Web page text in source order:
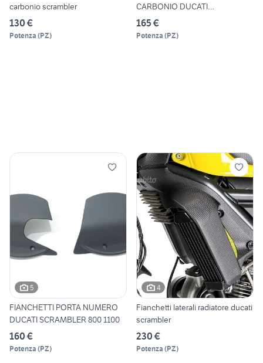
carbonio scrambler
130 €
Potenza (PZ)
CARBONIO DUCATI
SCRAMBLER 800 110
165 €
Potenza (PZ)
5
FIANCHETTI PORTA NUMERO
DUCATI SCRAMBLER 800 1100
160 €
Potenza (PZ)
4
Fianchetti laterali radiatore ducati
scrambler
230 €
Potenza (PZ)